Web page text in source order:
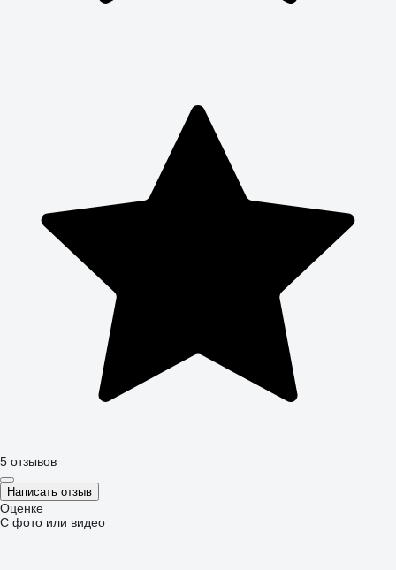
5 отзывов
Написать отзыв
Оценке
С фото или видео